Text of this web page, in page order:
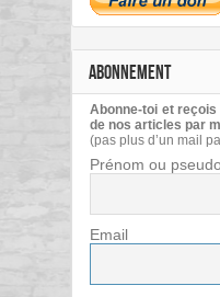
ABONNEMENT
Abonne-toi et
de nos articles par
(pas plus d’un mail
Prénom ou pseudo
Email